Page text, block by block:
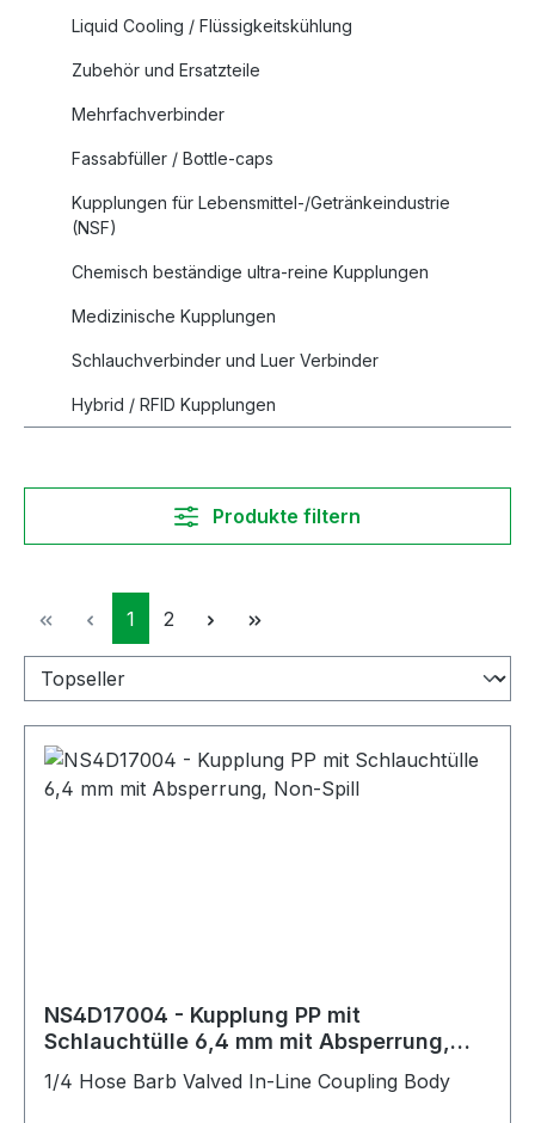
Liquid Cooling / Flüssigkeitskühlung
Zubehör und Ersatzteile
Mehrfachverbinder
Fassabfüller / Bottle-caps
Kupplungen für Lebensmittel-/Getränkeindustrie
(NSF)
Chemisch beständige ultra-reine Kupplungen
Medizinische Kupplungen
Schlauchverbinder und Luer Verbinder
Hybrid / RFID Kupplungen
Produkte filtern
Seite
1 Seite
2
NS4D17004 - Kupplung PP mit
Schlauchtülle 6,4 mm mit Absperrung,
1/4 Hose Barb Valved In-Line Coupling Body